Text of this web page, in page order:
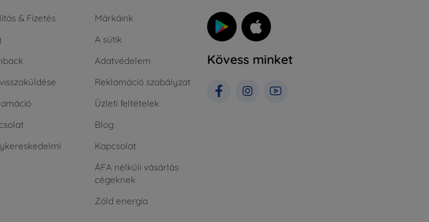
& Fizetés
Márkáink
A sütik
Adatvédelem
Reklamáció szabályzat
Üzleti feltételek
Blog
Kapcsolat
ÁFA nélküli vásárlás
cégeknek
Zöld energia
Kövess minket